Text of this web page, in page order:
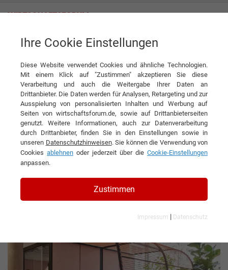
Themenwelten Office & Co. Büroeinrichtung
BÜROEINRICHTUNG
2
Filtern nach Kategorie: Filtern nach Land:
18 Ergebnisse gefunden
Angezeigt werden die Ergebnisse: 1 bis 10
Ihre Cookie Einstellungen
Diese Website verwendet Cookies und ähnliche Technologien.
Mit einem Klick auf "Zustimmen" akzeptieren Sie diese
Verarbeitung und auch die Weitergabe Ihrer Daten an
Drittanbieter. Die Daten werden für Analysen, Retargeting und zur
Ausspielung von personalisierten Inhalten und Werbung auf
Seiten von wirtschaftsforum.de, sowie auf Drittanbieterseiten
genutzt. Weitere Informationen, auch zur Datenverarbeitung
durch Drittanbieter, finden Sie in den Einstellungen sowie in
unseren Datenschutzhinweisen. Sie können die Verwendung von
Cookies ablehnen oder jederzeit über die Cookie-Einstellungen
anpassen.
Zustimmen
Impressum | Datenschutz